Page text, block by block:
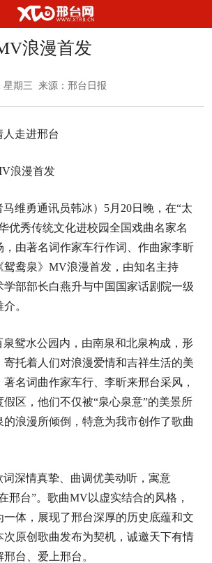
浪漫首发
期三 来源：邢台日报
走进邢台
浪漫首发
维勇通讯员韩冰）5月20日晚，在“太
优秀传统文化进校园全国戏曲名家名
，由著名词作家车行作词、作曲家李昕
鸳鸯泉》MV浪漫首发，由知名主持
学部部长白燕升与中国国家话剧院一级
。
泉鸳水公园内，由南泉和北泉构成，形
寄托着人们对浪漫爱情和吉祥生活的美
著名词曲作家车行、李昕来邢台采风，
区，他们不仅被“泉心泉意”的美景所
浪漫所倾倒，特意为我市创作了歌曲
词深情真挚、曲调优美动听，寓意
邢台”。歌曲MV以虚实结合的风格，
一体，展现了邢台深厚的历史底蕴和文
次原创歌曲发布为契机，诚邀天下有情
台、爱上邢台。